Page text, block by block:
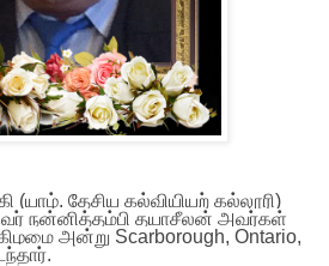
தேசிய கல்வியியற் கல்லூரி)
நன்னித்தம்பி தயாசீலன் அவர்கள்
அன்று Scarborough, Ontario,